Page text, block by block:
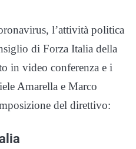
l’attività politica
di Forza Italia della
in video conferenza e i
Amarella e Marco
del direttivo: